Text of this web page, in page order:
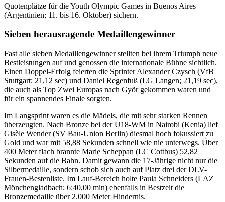
Quotenplätze für die Youth Olympic Games in Buenos Aires
(Argentinien; 11. bis 16. Oktober) sichern.
Sieben herausragende Medaillengewinner
Fast alle sieben Medaillengewinner stellten bei ihrem Triumph neue
Bestleistungen auf und genossen die internationale Bühne sichtlich.
Einen Doppel-Erfolg feierten die Sprinter Alexander Czysch (VfB
Stuttgart; 21,12 sec) und Daniel Regenfuß (LG Langen; 21,19 sec),
die auch als Top Zwei Europas nach Györ gekommen waren und
für ein spannendes Finale sorgten.
Im Langsprint waren es die Mädels, die mit sehr starken Rennen
überzeugten. Nach Bronze bei der U18-WM in Nairobi (Kenia) lief
Gisèle Wender (SV Bau-Union Berlin) diesmal hoch fokussiert zu
Gold und war mit 58,88 Sekunden schnell wie nie unterwegs. Über
400 Meter flach brannte Marie Scheppan (LC Cottbus) 52,82
Sekunden auf die Bahn. Damit gewann die 17-Jährige nicht nur die
Silbermedaille, sondern schob sich auch auf Platz drei der DLV-
Frauen-Bestenliste. Im Lauf-Bereich holte Paula Schneiders (LAZ
Mönchengladbach; 6:40,00 min) ebenfalls in Bestzeit die
Bronzemedaille über 2.000 Meter Hindernis.